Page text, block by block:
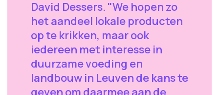
David Dessers. "We hopen zo
het aandeel lokale producten
op te krikken, maar ook
iedereen met interesse in
duurzame voeding en
landbouw in Leuven de kans te
geven om daarmee aan de